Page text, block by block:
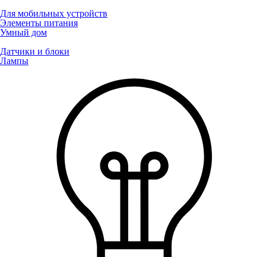
Для мобильных устройств
Элементы питания
Умный дом
Датчики и блоки
Лампы